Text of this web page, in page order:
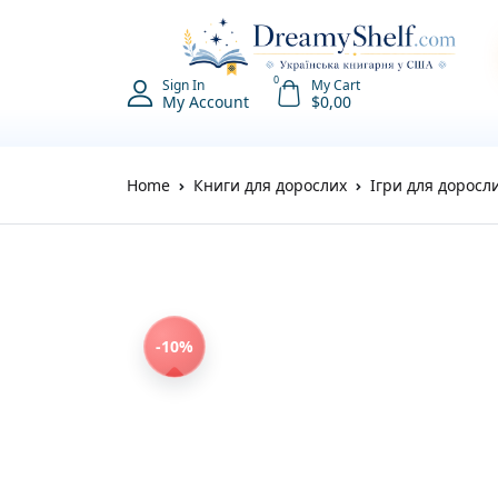
Sign In
My Account
0 My Cart
$0,00
Home Книги для дорослих Ігри для
-10%